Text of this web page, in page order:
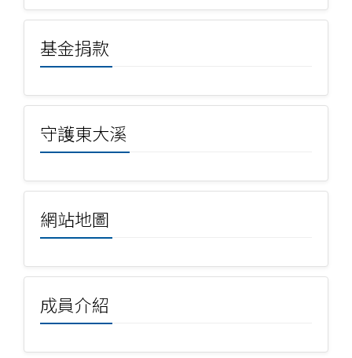
基金捐款
守護東大溪
網站地圖
成員介紹